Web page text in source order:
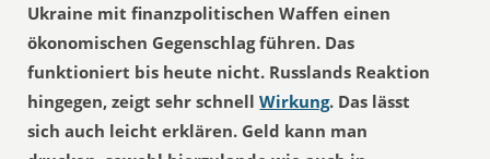
Ukraine mit finanzpolitischen Waffen einen
ökonomischen Gegenschlag führen. Das
funktioniert bis heute nicht. Russlands Reaktion
hingegen, zeigt sehr schnellWirkung. Das lässt
sich auch leicht erklären. Geld kann man